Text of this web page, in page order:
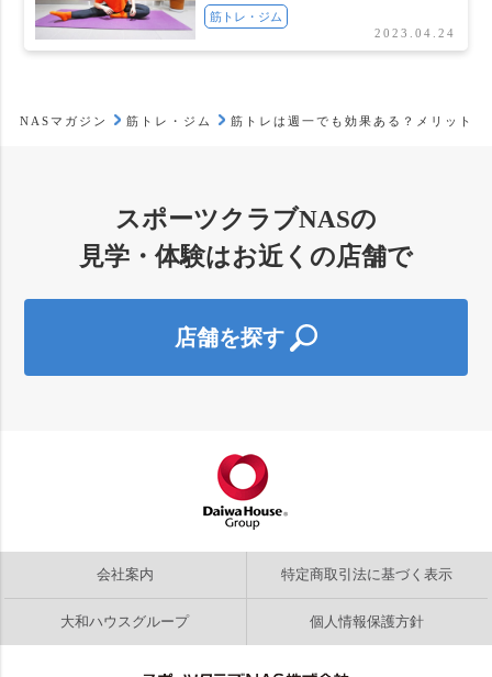
筋トレ・ジム
2023.04.24
NASマガジン 筋トレ・ジム 筋トレは週一でも効果ある？メリット
スポーツクラブNASの
見学・体験はお近くの店舗で
店舗を探す
会社案内 特定商取引法に基づく表示
大和ハウスグループ 個人情報保護方針